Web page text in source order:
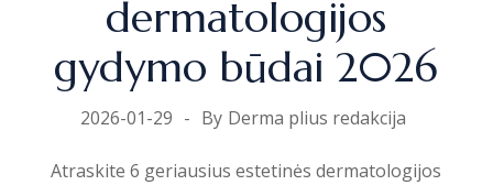
dermatologijos
gydymo būdai 2026
2026-01-29 By Derma plius redakcija
Atraskite 6 geriausius estetinės dermatologijos